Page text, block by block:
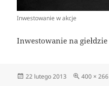
Inwestowanie w akcje
Inwestowanie na giełdzie
Data
22 lutego 2013
Pełny
400 × 266